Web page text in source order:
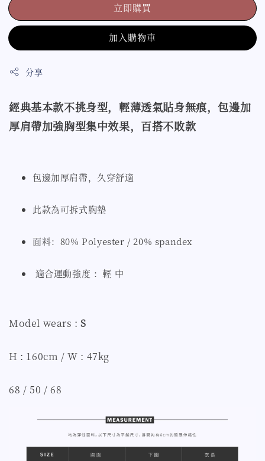
立即購買
加入購物車
分享
經典基本款不挑身型，輕薄透氣貼身無痕，包邊加
厚肩帶加強胸型集中效果，百搭不敗款
包邊加厚肩帶，久穿舒適
此款為可拆式胸墊
面料：80% Polyester / 20% spandex
適合運動強度 ：輕 中
Model wears :S
H : 160cm / W : 47kg
68 / 50 / 68